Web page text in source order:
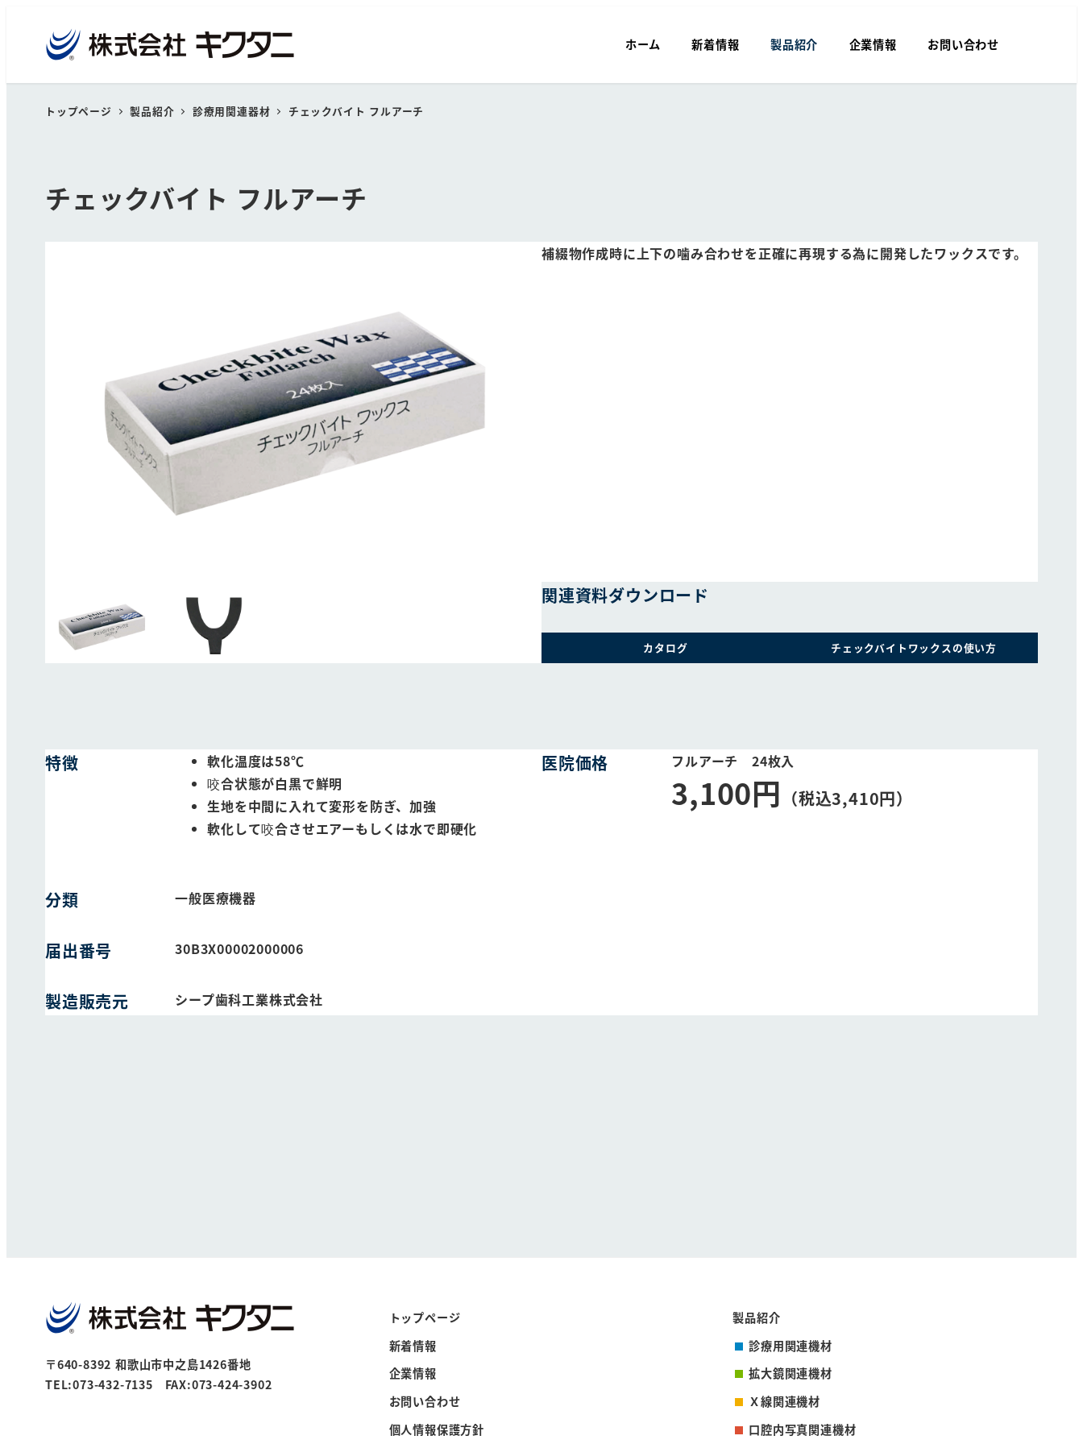
ホーム 新着情報 製品紹介 企業情報 お問い合わせ
トップページ 製品紹介 診療用関連器材 チェックバイト フルアーチ
チェックバイト フルアーチ
補綴物作成時に上下の噛み合わせを正確に再現する為に開発したワックスです。
関連資料ダウンロード
カタログ チェックバイトワックスの使い方
特徴
軟化温度は58℃
咬合状態が白黒で鮮明
生地を中間に入れて変形を防ぎ、加強
軟化して咬合させエアーもしくは水で即硬化
分類 一般医療機器
届出番号 30B3X00002000006
製造販売元 シープ歯科工業株式会社
医院価格 フルアーチ 24枚入
3,100円 （税込3,410円）
〒640-8392 和歌山市中之島1426番地
TEL:073-432-7135 FAX:073-424-3902
トップページ
新着情報
企業情報
お問い合わせ
個人情報保護方針
製品紹介
診療用関連機材
拡大鏡関連機材
Ｘ線関連機材
口腔内写真関連機材